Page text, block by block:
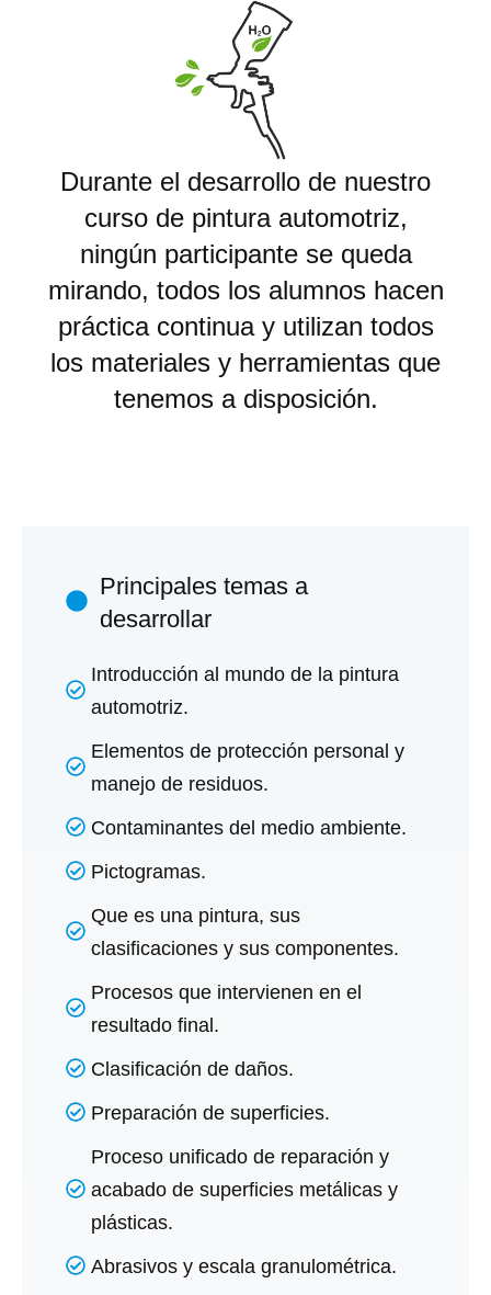
Durante el desarrollo de nuestro
curso de pintura automotriz,
ningún participante se queda
mirando, todos los alumnos hacen
práctica continua y utilizan todos
los materiales y herramientas que
tenemos a disposición.
Principales temas a
desarrollar
Introducción al mundo de la pintura
automotriz.
Elementos de protección personal y
manejo de residuos.
Contaminantes del medio ambiente.
Pictogramas.
Que es una pintura, sus
clasificaciones y sus componentes.
Procesos que intervienen en el
resultado final.
Clasificación de daños.
Preparación de superficies.
Proceso unificado de reparación y
acabado de superficies metálicas y
plásticas.
Abrasivos y escala granulométrica.